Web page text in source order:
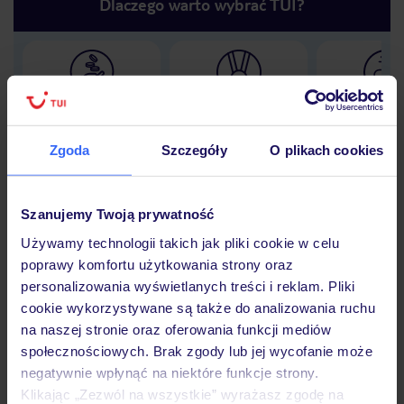
Zgoda Szczegóły O plikach cookies
Szanujemy Twoją prywatność
Używamy technologii takich jak pliki cookie w celu
poprawy komfortu użytkowania strony oraz
personalizowania wyświetlanych treści i reklam. Pliki
cookie wykorzystywane są także do analizowania ruchu
na naszej stronie oraz oferowania funkcji mediów
społecznościowych. Brak zgody lub jej wycofanie może
negatywnie wpłynąć na niektóre funkcje strony.
Klikając „Zezwól na wszystkie” wyrażasz zgodę na
Lider niskich cen 30 lat w
Hotel
Opinie
Pokoje